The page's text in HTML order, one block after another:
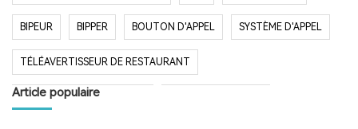
BIPEUR BIPPER BOUTON D'APPEL SYSTÈME D'APPEL
TÉLÉAVERTISSEUR DE RESTAURANT
SYSTÈME D'APPEL SANS FIL
Article populaire